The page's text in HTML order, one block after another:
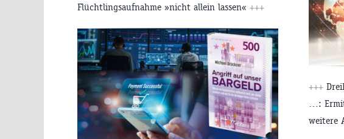
Flüchtlingsaufnahme »nicht allein lassen« +++
+++
…:
weitere